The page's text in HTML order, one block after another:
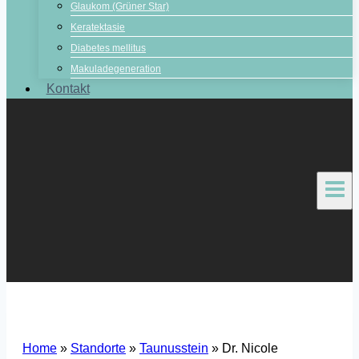
Glaukom (Grüner Star)
Keratektasie
Diabetes mellitus
Makuladegeneration
Kontakt
Home » Standorte » Taunusstein » Dr. Nicole